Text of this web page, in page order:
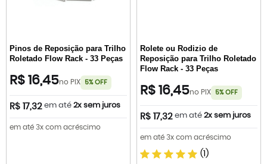
Pinos de Reposição para Trilho
Roletado Flow Rack - 33 Peças
R$ 16,45no PIX 5% OFF
R$ 17,32 em até 2x sem juros
em até 3x com acréscimo
Rolete ou Rodizio de
Reposição para Trilho Roletado
Flow Rack - 33 Peças
R$ 16,45no PIX 5% OFF
R$ 17,32 em até 2x sem juros
em até 3x com acréscimo
(1)